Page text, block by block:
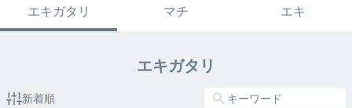
エキガタリ マチ エキ
エキガタリ
新着順